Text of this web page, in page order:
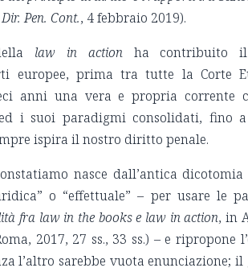
Dir. Pen. Cont., 4 febbraio 2019).
law in actionha contribuito il
europee, prima tra tutte la Corte
anni una vera e propria corrente
i suoi paradigmi consolidati, fino a
ispira il nostro diritto penale.
nasce dall’antica
o “effettuale” – per usare le
fra law in the books e law in action, in
2017, 27 ss., 33 ss.) – e ripropone
l’altro sarebbe vuota enunciazione;